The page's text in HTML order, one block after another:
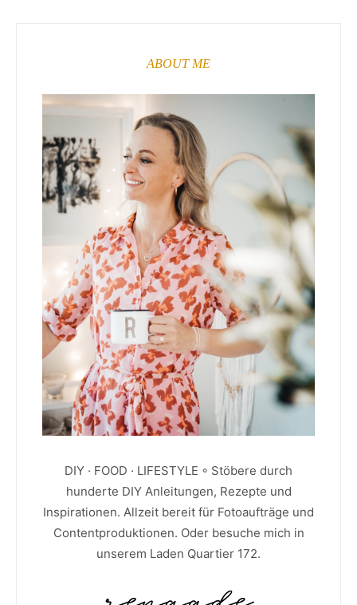
ABOUT ME
DIY · FOOD · LIFESTYLE ◦ Stöbere durch
hunderte DIY Anleitungen, Rezepte und
Inspirationen. Allzeit bereit für Fotoaufträge und
Contentproduktionen. Oder besuche mich in
unserem Laden Quartier 172.